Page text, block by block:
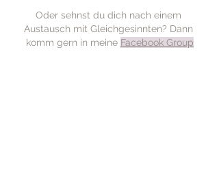
Oder sehnst du dich nach einem
Austausch mit Gleichgesinnten? Dann
komm gern in meine Facebook Group